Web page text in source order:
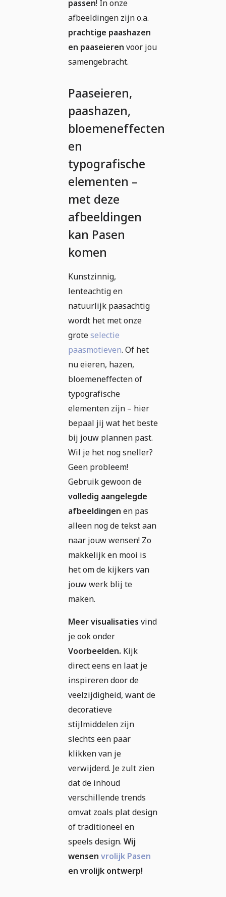
passen! In onze
afbeeldingen zijn o.a.
prachtige paashazen
en paaseieren voor jou
samengebracht.
Paaseieren,
paashazen,
bloemeneffecten
en
typografische
elementen –
met deze
afbeeldingen
kan Pasen
komen
Kunstzinnig,
lenteachtig en
natuurlijk paasachtig
wordt het met onze
groteselectie
paasmotieven. Of het
nu eieren, hazen,
bloemeneffecten of
typografische
elementen zijn – hier
bepaal jij wat het beste
bij jouw plannen past.
Wil je het nog sneller?
Geen probleem!
Gebruik gewoon de
volledig aangelegde
afbeeldingen en pas
alleen nog de tekst aan
naar jouw wensen! Zo
makkelijk en mooi is
het om de kijkers van
jouw werk blij te
maken.
Meer visualisaties vind
je ook onder
Voorbeelden. Kijk
direct eens en laat je
inspireren door de
veelzijdigheid, want de
decoratieve
stijlmiddelen zijn
slechts een paar
klikken van je
verwijderd. Je zult zien
dat de inhoud
verschillende trends
omvat zoals plat design
of traditioneel en
speels design. Wij
wensen vrolijk Pasen
en vrolijk ontwerp!